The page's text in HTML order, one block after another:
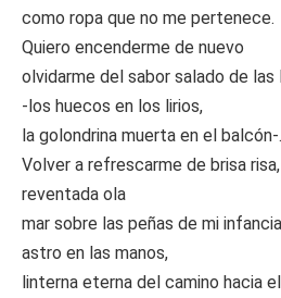
como ropa que no me pertenece.
Quiero encenderme de nuevo
olvidarme del sabor salado de las
-los huecos en los lirios,
la golondrina muerta en el balcón-.
Volver a refrescarme de brisa risa,
reventada ola
mar sobre las peñas de mi
astro en las manos,
linterna eterna del camino hacia